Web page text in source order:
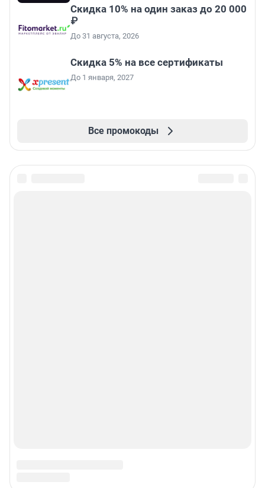
Скидка 10% на один заказ до 20 000
₽
До 31 августа, 2026
Скидка 5% на все сертификаты
До 1 января, 2027
Все промокоды